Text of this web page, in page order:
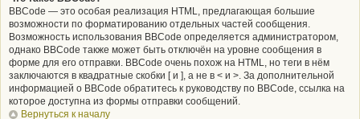
BBCode — это особая реализация HTML, предлагающая большие
возможности по форматированию отдельных частей сообщения.
Возможность использования BBCode определяется администратором,
однако BBCode также может быть отключён на уровне сообщения в
форме для его отправки. BBCode очень похож на HTML, но теги в нём
заключаются в квадратные скобки [ и ], а не в < и >. За дополнительной
информацией о BBCode обратитесь к руководству по BBCode, ссылка на
которое доступна из формы отправки сообщений.
Вернуться к началу